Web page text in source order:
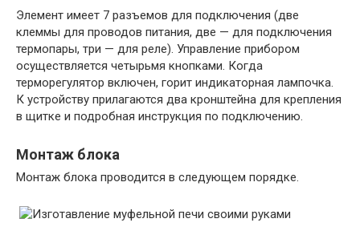
Элемент имеет 7 разъемов для подключения (две
клеммы для проводов питания, две — для подключения
термопары, три — для реле). Управление прибором
осуществляется четырьмя кнопками. Когда
терморегулятор включен, горит индикаторная лампочка.
К устройству прилагаются два кронштейна для крепления
в щитке и подробная инструкция по подключению.
Монтаж блока
Монтаж блока проводится в следующем порядке.